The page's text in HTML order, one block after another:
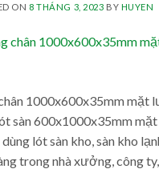
ON 8 THÁNG 3, 2023 BY HUYEN
1000x600x35mm mặt
sàn 600x1000x35mm
lót sàn kho, sàn kho
trong nhà xưởng, công ty,